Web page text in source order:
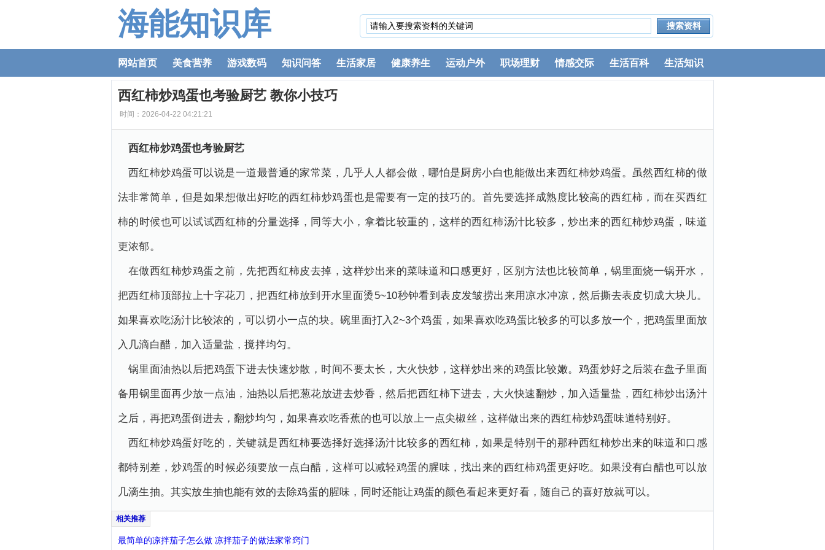
海能知识库
网站首页 美食营养 游戏数码 知识问答 生活家居 健康养生 运动户外 职场理财 情感交际 生活百科 生活知识
西红柿炒鸡蛋也考验厨艺 教你小技巧
时间：2026-04-22 04:21:21
西红柿炒鸡蛋也考验厨艺
西红柿炒鸡蛋可以说是一道最普通的家常菜，几乎人人都会做，哪怕是厨房小白也能做出来西红柿炒鸡蛋。虽然西红柿的做
法非常简单，但是如果想做出好吃的西红柿炒鸡蛋也是需要有一定的技巧的。首先要选择成熟度比较高的西红柿，而在买西红
柿的时候也可以试试西红柿的分量选择，同等大小，拿着比较重的，这样的西红柿汤汁比较多，炒出来的西红柿炒鸡蛋，味道
更浓郁。
在做西红柿炒鸡蛋之前，先把西红柿皮去掉，这样炒出来的菜味道和口感更好，区别方法也比较简单，锅里面烧一锅开水，
把西红柿顶部拉上十字花刀，把西红柿放到开水里面烫5~10秒钟看到表皮发皱捞出来用凉水冲凉，然后撕去表皮切成大块儿。
如果喜欢吃汤汁比较浓的，可以切小一点的块。碗里面打入2~3个鸡蛋，如果喜欢吃鸡蛋比较多的可以多放一个，把鸡蛋里面放
入几滴白醋，加入适量盐，搅拌均匀。
锅里面油热以后把鸡蛋下进去快速炒散，时间不要太长，大火快炒，这样炒出来的鸡蛋比较嫩。鸡蛋炒好之后装在盘子里面
备用锅里面再少放一点油，油热以后把葱花放进去炒香，然后把西红柿下进去，大火快速翻炒，加入适量盐，西红柿炒出汤汁
之后，再把鸡蛋倒进去，翻炒均匀，如果喜欢吃香蕉的也可以放上一点尖椒丝，这样做出来的西红柿炒鸡蛋味道特别好。
西红柿炒鸡蛋好吃的，关键就是西红柿要选择好选择汤汁比较多的西红柿，如果是特别干的那种西红柿炒出来的味道和口感
都特别差，炒鸡蛋的时候必须要放一点白醋，这样可以减轻鸡蛋的腥味，找出来的西红柿鸡蛋更好吃。如果没有白醋也可以放
几滴生抽。其实放生抽也能有效的去除鸡蛋的腥味，同时还能让鸡蛋的颜色看起来更好看，随自己的喜好放就可以。
最简单的凉拌茄子怎么做 凉拌茄子的做法家常窍门